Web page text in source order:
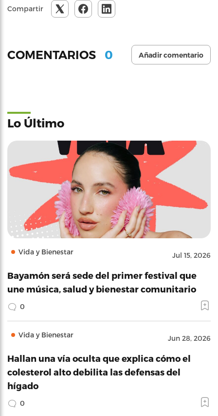
Compartir
COMENTARIOS 0 Añadir comentario
Lo Último
Vida y Bienestar Jul 15, 2026
Bayamón será sede del primer festival que
une música, salud y bienestar comunitario
0
Vida y Bienestar Jun 28, 2026
Hallan una vía oculta que explica cómo el
colesterol alto debilita las defensas del
hígado
0